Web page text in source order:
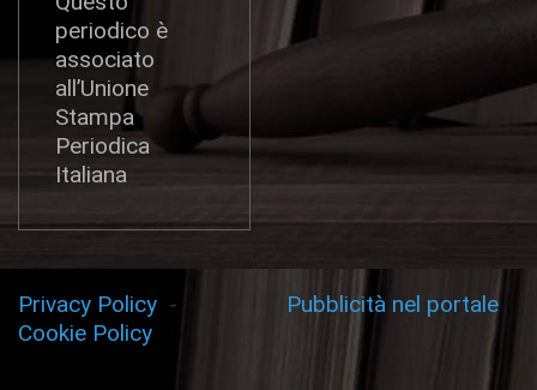
periodico è
associato
all’Unione
Stampa
Periodica
Italiana
Privacy Policy -
Cookie Policy
Pubblicità nel portale